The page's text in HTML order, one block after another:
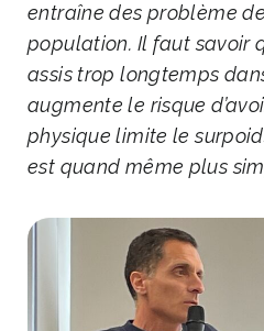
entraîne des problème
population. Il faut savoir
assis trop longtemps
augmente le risque
physique limite le
est quand même plus